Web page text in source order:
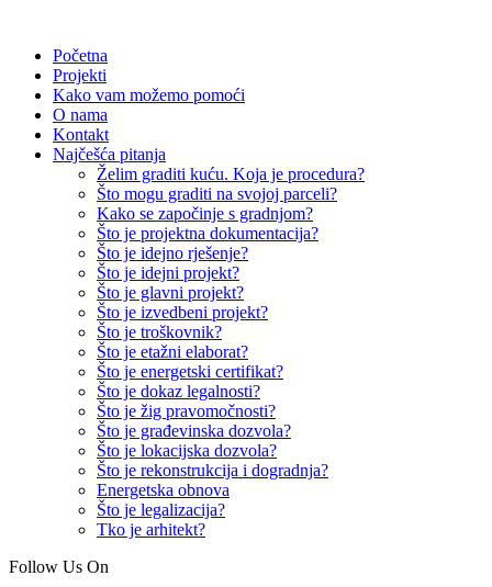
Početna
Projekti
Kako vam možemo pomoći
O nama
Kontakt
Najčešća pitanja
Želim graditi kuću. Koja je procedura?
Što mogu graditi na svojoj parceli?
Kako se započinje s gradnjom?
Što je projektna dokumentacija?
Što je idejno rješenje?
Što je idejni projekt?
Što je glavni projekt?
Što je izvedbeni projekt?
Što je troškovnik?
Što je etažni elaborat?
Što je energetski certifikat?
Što je dokaz legalnosti?
Što je žig pravomočnosti?
Što je građevinska dozvola?
Što je lokacijska dozvola?
Što je rekonstrukcija i dogradnja?
Energetska obnova
Što je legalizacija?
Tko je arhitekt?
Follow Us On